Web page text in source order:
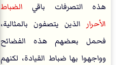
هذه التصرفات باقي الضباط
الأحرار الذين يتصفون بالمثالية،
فحمل بعضهم هذه الفضائح
وواجهوا بها ضباط القيادة، لكنهم